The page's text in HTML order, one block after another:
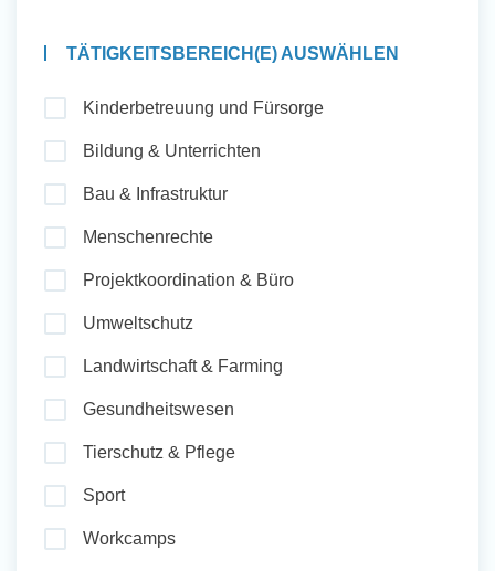
Auslandserfahrung Sammeln
Initiativbewerbung
TÄTIGKEITSBEREICH(E) AUSWÄHLEN
Kinderbetreuung und Fürsorge
Bildung & Unterrichten
Bau & Infrastruktur
Menschenrechte
Projektkoordination & Büro
Umweltschutz
Landwirtschaft & Farming
Gesundheitswesen
Tierschutz & Pflege
Sport
Workcamps